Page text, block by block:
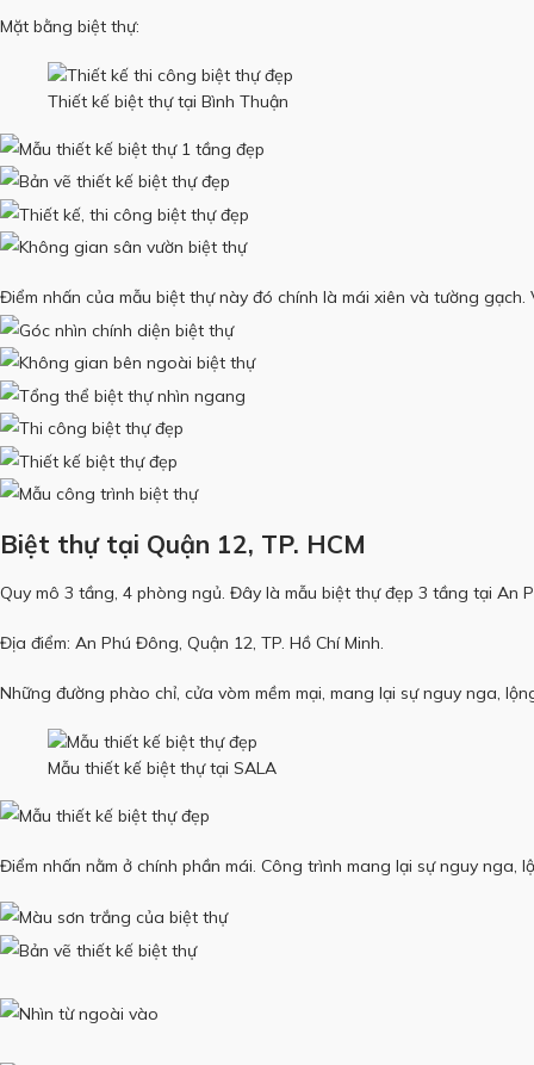
Mặt bằng biệt thự:
Thiết kế biệt thự tại Bình Thuận
Điểm nhấn của mẫu biệt thự này đó chính là mái xiên và tường
Biệt thự tại Quận 12, TP. HCM
Quy mô 3 tầng, 4 phòng ngủ. Đây là mẫu biệt thự đẹp 3 tầng tại An
Địa điểm: An Phú Đông, Quận 12, TP. Hồ Chí Minh.
Những đường phào chỉ, cửa vòm mềm mại, mang lại sự nguy nga,
Mẫu thiết kế biệt thự tại SALA
Điểm nhấn nằm ở chính phần mái. Công trình mang lại sự nguy